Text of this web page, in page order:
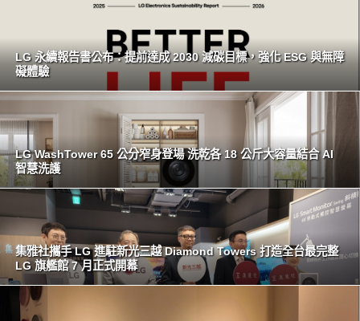
LG 永續報告書公布：提前達成 2030 減碳目標，強化 ESG 與無障
礙體驗
LG WashTower 65 公分窄身登場 洗乾各 18 公斤大容量結合 AI
智慧洗護
集雅社攜手 LG 進駐新光三越 Diamond Towers 打造全台最完整
LG 旗艦館 7 月正式開幕